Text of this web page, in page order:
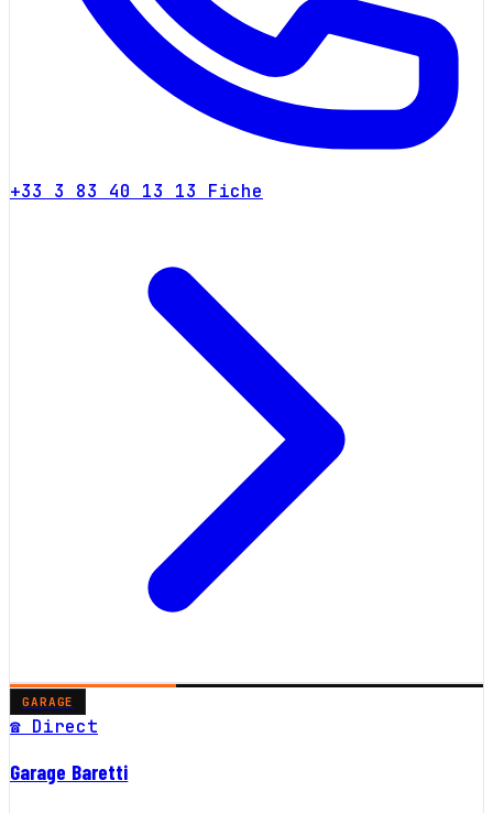
+33 3 83 40 13 13 Fiche
GARAGE
☎ Direct
Garage Baretti